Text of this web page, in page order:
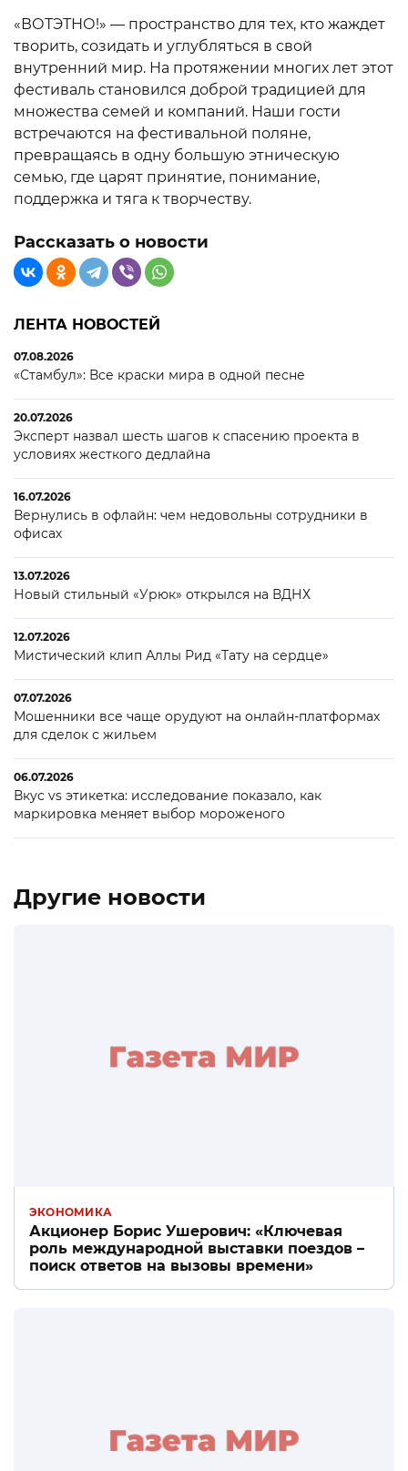
«ВОТЭТНО!» — пространство для тех, кто жаждет
творить, созидать и углубляться в свой
внутренний мир. На протяжении многих лет этот
фестиваль становился доброй традицией для
множества семей и компаний. Наши гости
встречаются на фестивальной поляне,
превращаясь в одну большую этническую
семью, где царят принятие, понимание,
поддержка и тяга к творчеству.
Рассказать о новости
ЛЕНТА НОВОСТЕЙ
07.08.2026
«Стамбул»: Все краски мира в одной песне
20.07.2026
Эксперт назвал шесть шагов к спасению проекта в
условиях жесткого дедлайна
16.07.2026
Вернулись в офлайн: чем недовольны сотрудники в
офисах
13.07.2026
Новый стильный «Урюк» открылся на ВДНХ
12.07.2026
Мистический клип Аллы Рид «Тату на сердце»
07.07.2026
Мошенники все чаще орудуют на онлайн-платформах
для сделок с жильем
06.07.2026
Вкус vs этикетка: исследование показало, как
маркировка меняет выбор мороженого
Другие новости
ЭКОНОМИКА
Акционер Борис Ушерович: «Ключевая
роль международной выставки поездов –
поиск ответов на вызовы времени»